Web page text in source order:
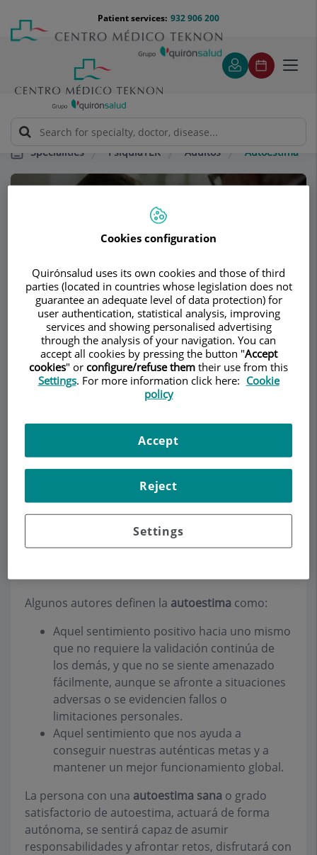
content
Menú
teléfono
cabecera
932 906 200
Patient services:
Specialities PsiquiaTEK Adultos Autoestima
PsiquiaTEK
CHILD AND ADOLESCENT PSYCHOLOGY
TeamContact
Make an appointment
Autoestima
El concepto de autoestima ha sido estudiado y
Algunos autores definen la autoestima como:
Aquel sentimiento positivo hacia uno mismo
que no requiere la validación continúa de
los demás, y que no se siente amenazado
fácilmente, aunque se afronte a situaciones
adversas o se evidencien fallos o
limitaciones personales.
Aquel sentimiento que nos ayuda a
conseguir nuestras auténticas metas y a
mantener un mejor funcionamiento global.
La persona con una autoestima sana o grado
satisfactorio de autoestima, actuará de forma
autónoma, se sentirá capaz de asumir
responsabilidades y afrontar retos, disfrutará con
Cookies configuration
Quirónsalud uses its own cookies and those of third
parties (located in countries whose legislation does not
guarantee an adequate level of data protection) for
user authentication, statistical analysis, improving
services and showing personalised advertising
through the analysis of your navigation. You can
accept all cookies by pressing the button "Accept
cookies" or configure/refuse them their use from this
Settings. For more information click here: Cookie
policy
Settings
Reject
Accept